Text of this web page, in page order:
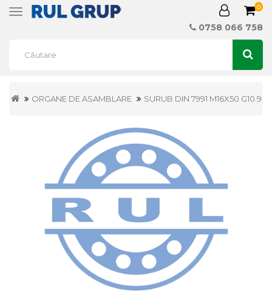
Toggle
0
0758 066 758
ORGANE DE ASAMBLARE SURUB DIN 7991 M16X50 G10.9